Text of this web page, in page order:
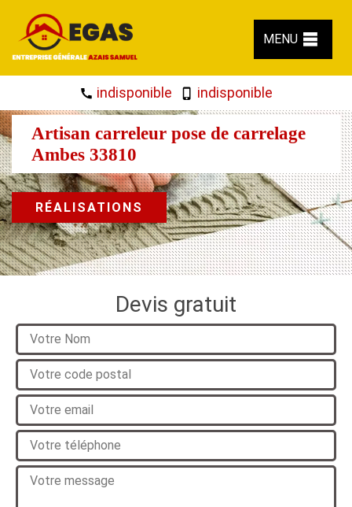
MENU
indisponible indisponible
Artisan carreleur pose de carrelage
Ambes 33810
RÉALISATIONS
Devis gratuit